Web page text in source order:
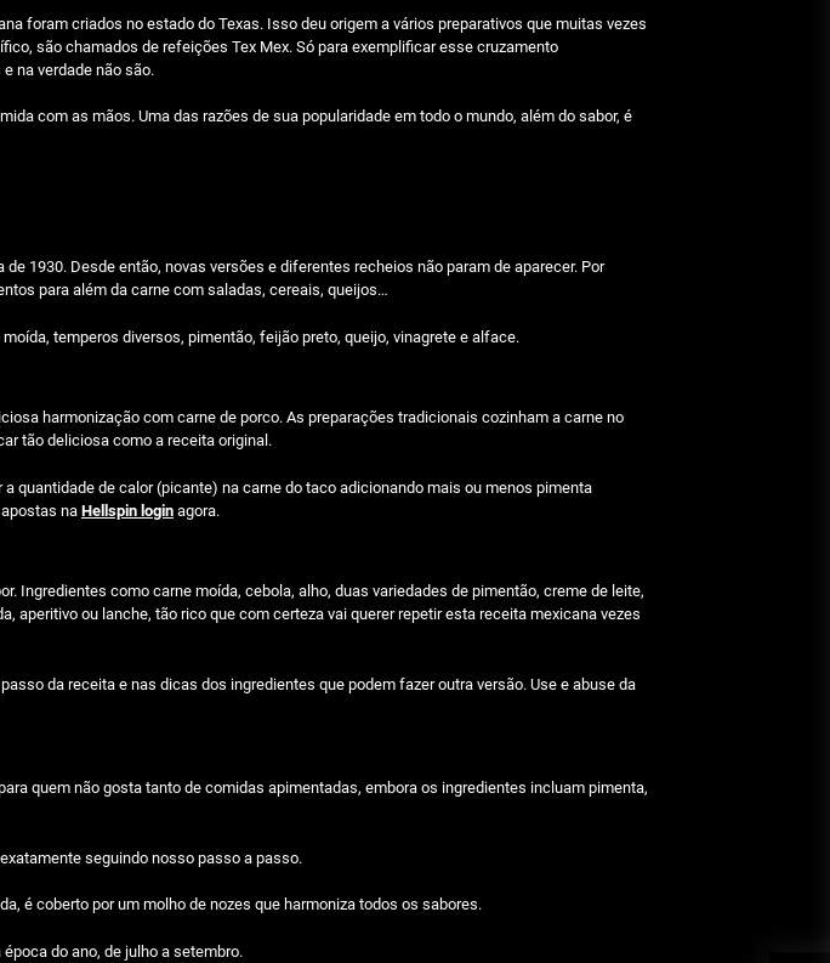
Julho 29, 2026
Julho 29, 2026
foram criados no estado do Texas. Isso deu origem a vários preparativos que muitas vezes
são chamados de refeições Tex Mex. Só para exemplificar esse cruzamento
na verdade não são.
com as mãos. Uma das razões de sua popularidade em todo o mundo, além do sabor, é
1930. Desde então, novas versões e diferentes recheios não param de aparecer. Por
para além da carne com saladas, cereais, queijos…
temperos diversos, pimentão, feijão preto, queijo, vinagrete e alface.
harmonização com carne de porco. As preparações tradicionais cozinham a carne no
tão deliciosa como a receita original.
quantidade de calor (picante) na carne do taco adicionando mais ou menos pimenta
na Hellspin login agora.
Ingredientes como carne moída, cebola, alho, duas variedades de pimentão, creme de leite,
aperitivo ou lanche, tão rico que com certeza vai querer repetir esta receita mexicana vezes
da receita e nas dicas dos ingredientes que podem fazer outra versão. Use e abuse da
quem não gosta tanto de comidas apimentadas, embora os ingredientes incluam pimenta,
seguindo nosso passo a passo.
é coberto por um molho de nozes que harmoniza todos os sabores.
do ano, de julho a setembro.